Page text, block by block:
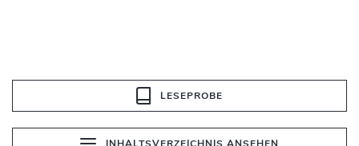
LESEPROBE
INHALTSVERZEICHNIS ANSEHEN